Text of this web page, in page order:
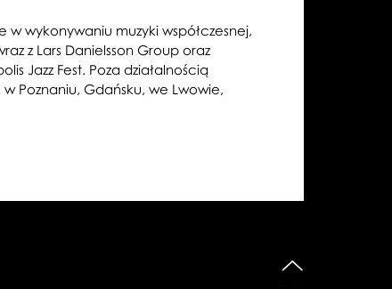
wykonywaniu muzyki współczesnej,
z Lars Danielsson Group oraz
Jazz Fest. Poza działalnością
Poznaniu, Gdańsku, we Lwowie,